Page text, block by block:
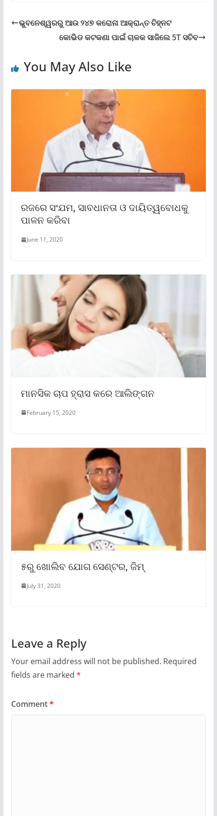
ଭୁବନେଶ୍ୱରରୁ ଆଉ ୨୪୭ କରୋନା ଆକ୍ରାନ୍ତ ଚିହ୍ନଟ
କୋଭିଡ କଟକଣା ପାଇଁ ଚାଳକ ସାଜିଲେ 5T ସଚିବ
You May Also Like
ରଜରେ ସଂଯମ, ସାବଧାନତା ଓ ଦାୟିତ୍ୱବୋଧକୁ
ପାଳନ କରିବା
June 11, 2020
ମାନସିକ ଚାପ ହ୍ରାସ କରେ ଆଲିଙ୍ଗନ
February 15, 2020
୫ରୁ ଖୋଲିବ ଯୋଗ ସେଣ୍ଟର, ଜିମ୍
July 31, 2020
Leave a Reply
Your email address will not be published. Required
fields are marked *
Comment*